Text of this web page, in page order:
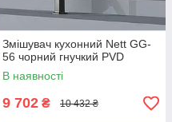
Змішувач кухонний Nett GG-
56 чорний гнучкий PVD
В наявності
9 702 ₴ 10 432 ₴